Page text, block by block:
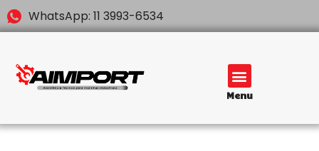
conteúdo
WhatsApp: 11 3993-6534
Menu